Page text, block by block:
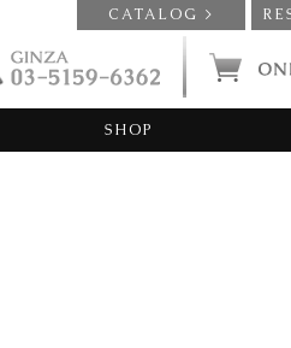
CATALOG >
SHOP